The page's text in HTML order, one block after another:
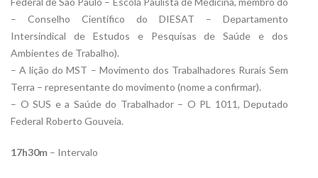
– Conselho Científico do DIESAT – Departamento
Intersindical de Estudos e Pesquisas de Saúde e dos
Ambientes de Trabalho).
– A lição do MST – Movimento dos Trabalhadores Rurais Sem
Terra – representante do movimento (nome a confirmar).
– O SUS e a Saúde do Trabalhador – O PL 1011, Deputado
Federal Roberto Gouveia.
17h30m – Intervalo